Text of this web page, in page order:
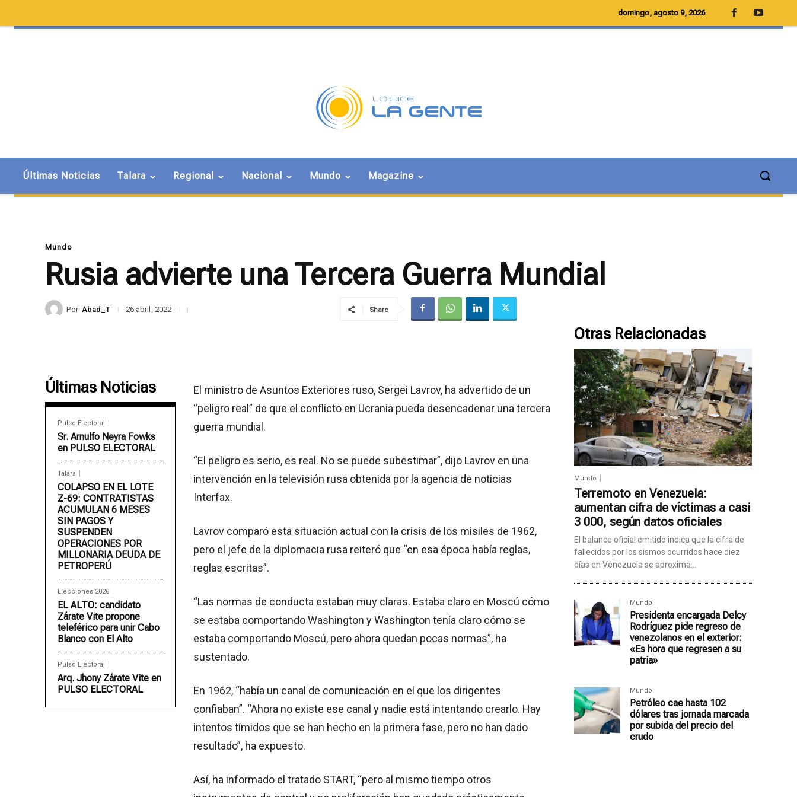
domingo, agosto 9, 2026
Últimas Noticias Talara Regional Nacional Mundo Magazine
Mundo
Rusia advierte una Tercera Guerra Mundial
Por Abad_T 26 abril, 2022 Share
Últimas Noticias
Pulso Electoral
Sr. Arnulfo Neyra Fowks
en PULSO ELECTORAL
Talara
COLAPSO EN EL LOTE
Z-69: CONTRATISTAS
ACUMULAN 6 MESES
SIN PAGOS Y
SUSPENDEN
OPERACIONES POR
MILLONARIA DEUDA DE
PETROPERÚ
Elecciones 2026
EL ALTO: candidato
Zárate Vite propone
teleférico para unir Cabo
Blanco con El Alto
Pulso Electoral
Arq. Jhony Zárate Vite en
PULSO ELECTORAL
El ministro de Asuntos Exteriores ruso, Sergei Lavrov, ha advertido de un
“peligro real” de que el conflicto en Ucrania pueda desencadenar una tercera
guerra mundial.
“El peligro es serio, es real. No se puede subestimar”, dijo Lavrov en una
intervención en la televisión rusa obtenida por la agencia de noticias
Interfax.
Lavrov comparó esta situación actual con la crisis de los misiles de 1962,
pero el jefe de la diplomacia rusa reiteró que “en esa época había reglas,
reglas escritas”.
“Las normas de conducta estaban muy claras. Estaba claro en Moscú cómo
se estaba comportando Washington y Washington tenía claro cómo se
estaba comportando Moscú, pero ahora quedan pocas normas”, ha
sustentado.
En 1962, “había un canal de comunicación en el que los dirigentes
confiaban”. “Ahora no existe ese canal y nadie está intentando crearlo. Hay
intentos tímidos que se han hecho en la primera fase, pero no han dado
resultado”, ha expuesto.
Así, ha informado el tratado START, “pero al mismo tiempo otros
Otras Relacionadas
Mundo
Terremoto en Venezuela:
aumentan cifra de víctimas a casi
3 000, según datos oficiales
El balance oficial emitido indica que la cifra de
fallecidos por los sismos ocurridos hace diez
días en Venezuela se aproxima...
Mundo
Presidenta encargada Delcy
Rodríguez pide regreso de
venezolanos en el exterior:
«Es hora que regresen a su
patria»
Mundo
Petróleo cae hasta 102
dólares tras jornada marcada
por subida del precio del
crudo